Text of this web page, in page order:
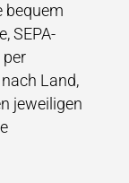
bequem
SEPA-
Land,
jeweiligen